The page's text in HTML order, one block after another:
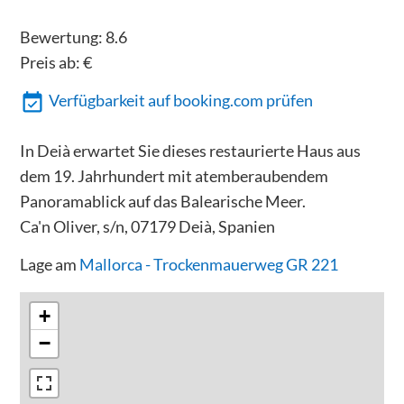
Bewertung: 8.6
Preis ab:€
Verfügbarkeit auf booking.com prüfen
In Deià erwartet Sie dieses restaurierte Haus aus
dem 19. Jahrhundert mit atemberaubendem
Panoramablick auf das Balearische Meer.
Ca'n Oliver, s/n, 07179 Deià, Spanien
Lage am Mallorca - Trockenmauerweg GR 221
+
−